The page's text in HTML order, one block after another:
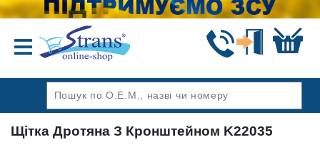
Щітка Дротяна З Кронштейном K22035